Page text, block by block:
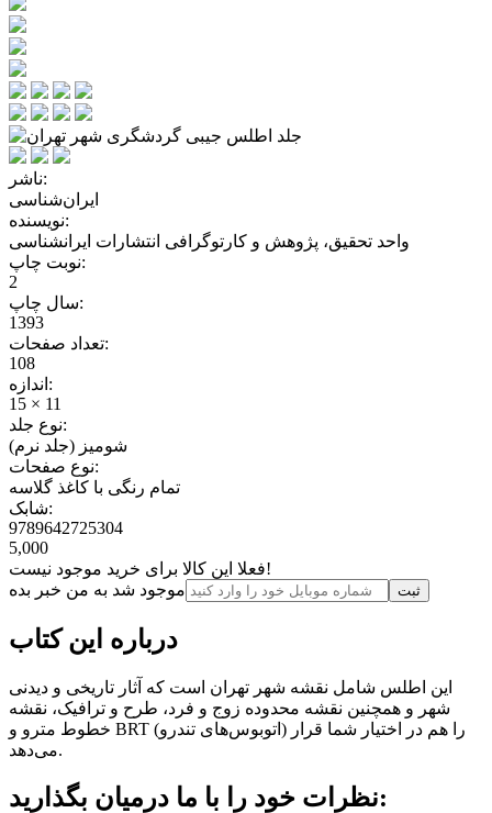
ناشر:
ایران‌شناسی
نویسنده:
واحد تحقیق، پژوهش و کارتوگرافی انتشارات ایرانشناسی
نوبت چاپ:
2
سال چاپ:
1393
تعداد صفحات:
108
اندازه:
15 × 11
نوع جلد:
شومیز (جلد نرم)
نوع صفحات:
تمام رنگی با کاغذ گلاسه
شابک:
9789642725304
5,000
فعلا این کالا برای خرید موجود نیست!
موجود شد به من خبر بده
ثبت‌
درباره این کتاب
این اطلس شامل نقشه شهر تهران است که آثار تاریخی و دیدنی
شهر و همچنین نقشه‌ محدوده‌ زوج و فرد، طرح و ترافیک، نقشه
خطوط مترو و BRT (اتوبوس‌های تندرو) را هم در اختیار شما قرار
می‌دهد.
نظرات خود را با ما درمیان بگذارید: